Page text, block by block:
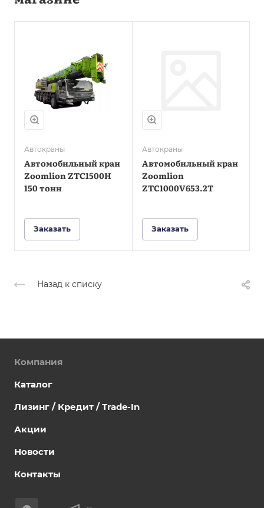
Автокраны
Автомобильный кран
Zoomlion ZTC1500H
150 тонн
Заказать
100000
Мощность
двигателя, л.с.
375
Ширина
транспортная, мм
2900
Автокраны
Автомобильный кран
Zoomlion
ZTC1000V653.2T
Заказать
Ширина
транспортная, мм
2850
Назад к списку
Компания
Каталог
Лизинг / Кредит / Trade-In
Акции
Новости
Контакты